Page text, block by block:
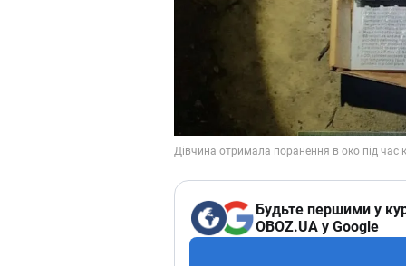
Будьте першими у
OBOZ.UA у Google